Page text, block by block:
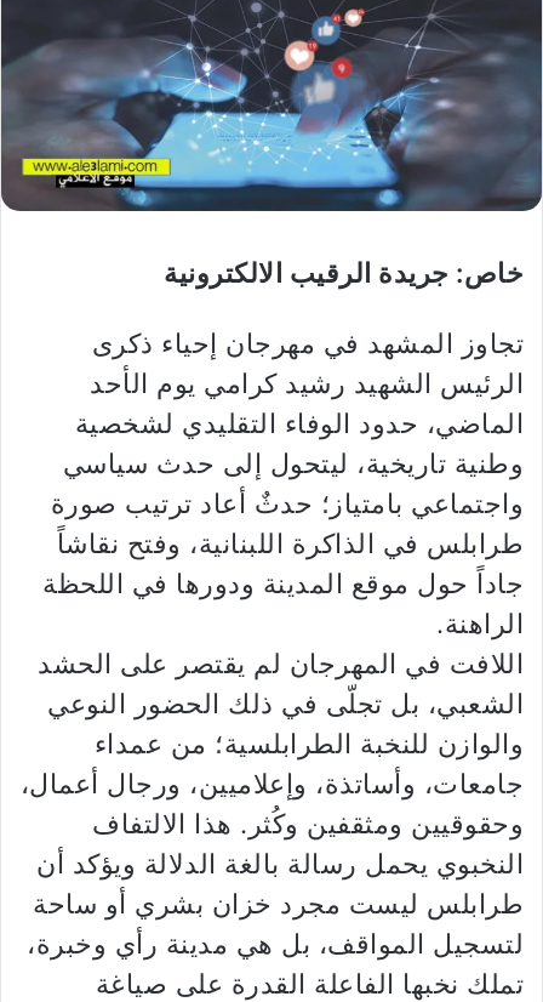
خاص: جريدة الرقيب الالكترونية
تجاوز المشهد في مهرجان إحياء ذكرى
الرئيس الشهيد رشيد كرامي يوم الأحد
الماضي، حدود الوفاء التقليدي لشخصية
وطنية تاريخية، ليتحول إلى حدث سياسي
واجتماعي بامتياز؛ حدثٌ أعاد ترتيب صورة
طرابلس في الذاكرة اللبنانية، وفتح نقاشاً
جاداً حول موقع المدينة ودورها في اللحظة
الراهنة.
اللافت في المهرجان لم يقتصر على الحشد
الشعبي، بل تجلّى في ذلك الحضور النوعي
والوازن للنخبة الطرابلسية؛ من عمداء
جامعات، وأساتذة، وإعلاميين، ورجال أعمال،
وحقوقيين ومثقفين وكُثر. هذا الالتفاف
النخبوي يحمل رسالة بالغة الدلالة ويؤكد أن
طرابلس ليست مجرد خزان بشري أو ساحة
لتسجيل المواقف، بل هي مدينة رأي وخبرة،
تملك نخبها الفاعلة القدرة على صياغة